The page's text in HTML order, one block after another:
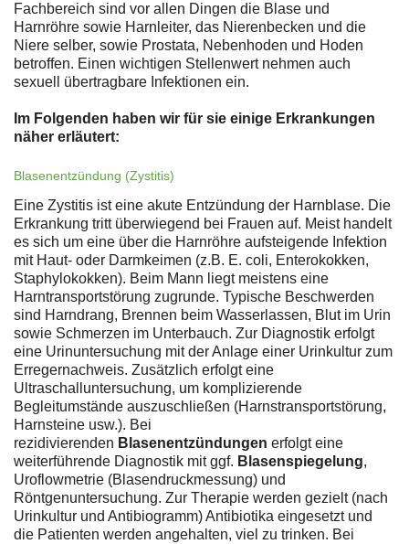
Fachbereich sind vor allen Dingen die Blase und
Harnröhre sowie Harnleiter, das Nierenbecken und die
Niere selber, sowie Prostata, Nebenhoden und Hoden
betroffen. Einen wichtigen Stellenwert nehmen auch
sexuell übertragbare Infektionen ein.
Im Folgenden haben wir für sie einige Erkrankungen
näher erläutert:
Blasenentzündung (Zystitis)
Eine Zystitis ist eine akute Entzündung der Harnblase. Die
Erkrankung tritt überwiegend bei Frauen auf. Meist handelt
es sich um eine über die Harnröhre aufsteigende Infektion
mit Haut- oder Darmkeimen (z.B. E. coli, Enterokokken,
Staphylokokken). Beim Mann liegt meistens eine
Harntransportstörung zugrunde. Typische Beschwerden
sind Harndrang, Brennen beim Wasserlassen, Blut im Urin
sowie Schmerzen im Unterbauch. Zur Diagnostik erfolgt
eine Urinuntersuchung mit der Anlage einer Urinkultur zum
Erregernachweis. Zusätzlich erfolgt eine
Ultraschalluntersuchung, um komplizierende
Begleitumstände auszuschließen (Harnstransportstörung,
Harnsteine usw.). Bei
rezidivierenden Blasenentzündungen erfolgt eine
weiterführende Diagnostik mit ggf. Blasenspiegelung,
Uroflowmetrie (Blasendruckmessung) und
Röntgenuntersuchung. Zur Therapie werden gezielt (nach
Urinkultur und Antibiogramm) Antibiotika eingesetzt und
die Patienten werden angehalten, viel zu trinken. Bei